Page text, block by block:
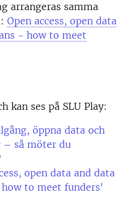
arrangeras samma
Open access, open data
- how to meet
kan ses på SLU Play:
öppna data och
– så möter du
open data and data
to meet funders'